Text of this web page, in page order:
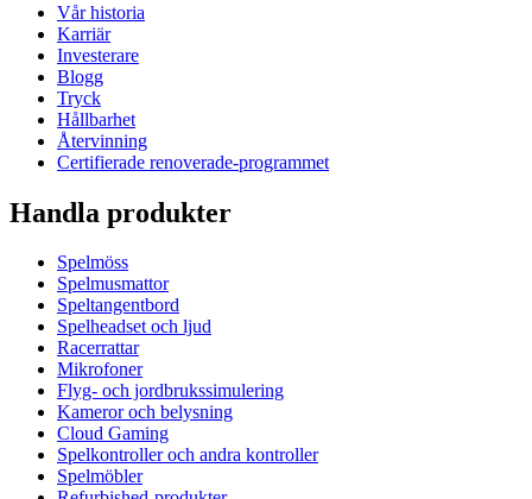
Vår historia
Karriär
Investerare
Blogg
Tryck
Hållbarhet
Återvinning
Certifierade renoverade-programmet
Handla produkter
Spelmöss
Spelmusmattor
Speltangentbord
Spelheadset och ljud
Racerrattar
Mikrofoner
Flyg- och jordbrukssimulering
Kameror och belysning
Cloud Gaming
Spelkontroller och andra kontroller
Spelmöbler